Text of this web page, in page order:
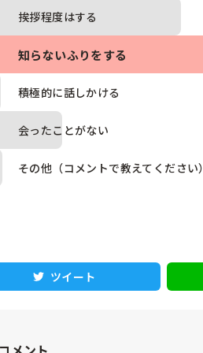
挨拶程度はする
知らないふりをする
積極的に話しかける
会ったことがない
その他（コメントで教えてください）
ツイート